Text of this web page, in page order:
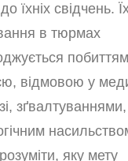
їхніх свідчень.
в тюрмах
відмовою у
зґвалтуваннями,
яку мету